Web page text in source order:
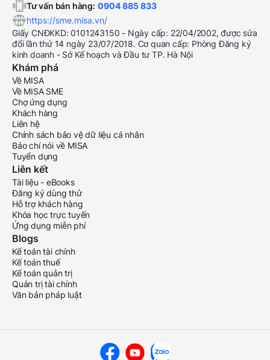
Tư vấn bán hàng: 0904 885 833
https://sme.misa.vn/
Giấy CNĐKKD: 0101243150 - Ngày cấp: 22/04/2002, được sửa
đổi lần thứ 14 ngày 23/07/2018. Cơ quan cấp: Phòng Đăng ký
kinh doanh - Sở Kế hoạch và Đầu tư TP. Hà Nội
Khám phá
Về MISA
Về MISA SME
Chợ ứng dụng
Khách hàng
Liên hệ
Chính sách bảo vệ dữ liệu cá nhân
Báo chí nói về MISA
Tuyển dụng
Liên kết
Tài liệu - eBooks
Đăng ký dùng thử
Hỗ trợ khách hàng
Khóa học trực tuyến
Ứng dụng miễn phí
Blogs
Kế toán tài chính
Kế toán thuế
Kế toán quản trị
Quản trị tài chính
Văn bản pháp luật